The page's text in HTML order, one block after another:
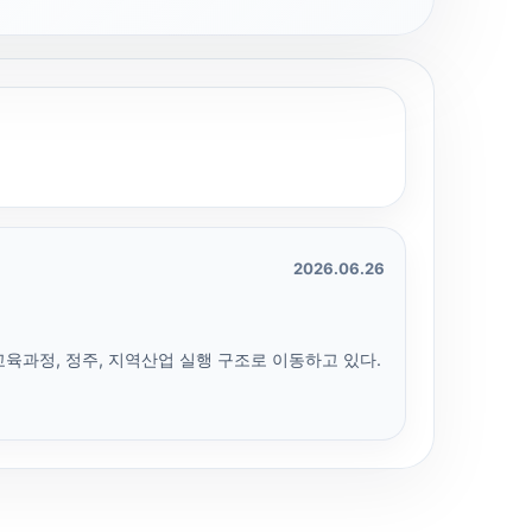
2026.06.26
과정, 정주, 지역산업 실행 구조로 이동하고 있다.